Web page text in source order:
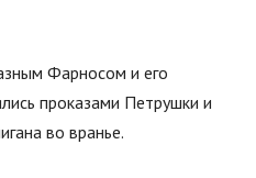
Фарносом и его
проказами Петрушки и
во вранье.